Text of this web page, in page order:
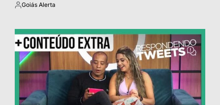
Postado
Goiás Alerta